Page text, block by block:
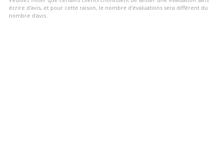
écrire d'avis, et pour cette raison, le nombre d'évaluations sera différent du
nombre d'avis.